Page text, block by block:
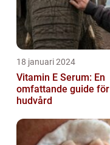
18 januari 2024
Vitamin E Serum: En
omfattande guide för
hudvård